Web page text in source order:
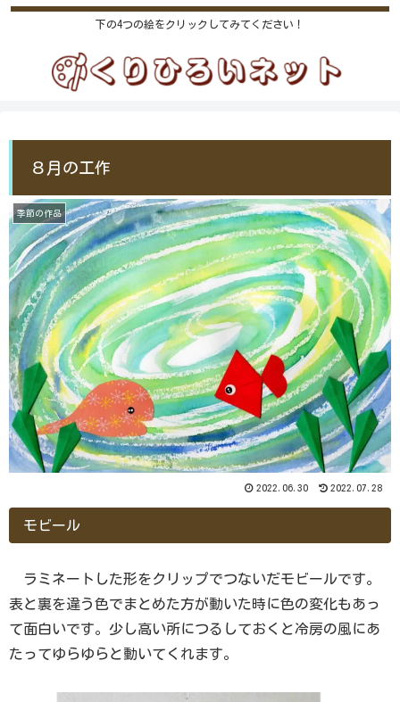
下の4つの絵をクリックしてみてください！
８月の工作
季節の作品
2022.06.30 2022.07.28
モビール
ラミネートした形をクリップでつないだモビールです。
表と裏を違う色でまとめた方が動いた時に色の変化もあっ
て面白いです。少し高い所につるしておくと冷房の風にあ
たってゆらゆらと動いてくれます。